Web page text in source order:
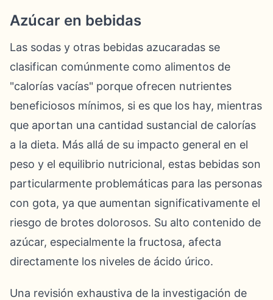
Azúcar en bebidas
Las sodas y otras bebidas azucaradas se
clasifican comúnmente como alimentos de
"calorías vacías" porque ofrecen nutrientes
beneficiosos mínimos, si es que los hay, mientras
que aportan una cantidad sustancial de calorías
a la dieta. Más allá de su impacto general en el
peso y el equilibrio nutricional, estas bebidas son
particularmente problemáticas para las personas
con gota, ya que aumentan significativamente el
riesgo de brotes dolorosos. Su alto contenido de
azúcar, especialmente la fructosa, afecta
directamente los niveles de ácido úrico.
Una revisión exhaustiva de la investigación de